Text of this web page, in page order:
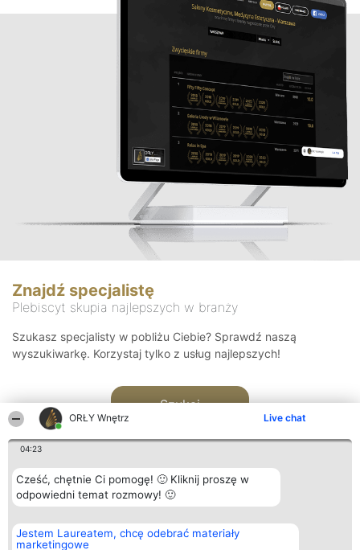
ORŁY Wnętrz Live chat
04:23
Cześć, chętnie Ci pomogę! 🙂 Kliknij proszę w
odpowiedni temat rozmowy! 🙂
Jestem Laureatem, chcę odebrać materiały
marketingowe
Znajdź specjalistę
Plebiscyt skupia najlepszych w branży
Szukasz specjalisty w pobliżu Ciebie? Sprawdź naszą
wyszukiwarkę. Korzystaj tylko z usług najlepszych!
Szukaj
Organizator plebiscytu
Bright Side Solutions sp. z o.
o. sp. k.
Plebiscyt
Laureaci
Kontakt
Kontakt